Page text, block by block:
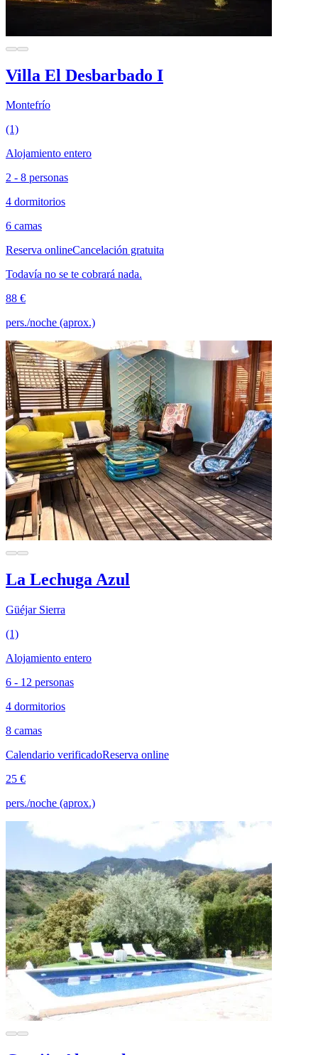
Villa El Desbarbado I
Montefrío
(1)
Alojamiento entero
2 - 8 personas
4 dormitorios
6 camas
Reserva onlineCancelación gratuita
Todavía no se te cobrará nada.
88 €
pers./noche (aprox.)
La Lechuga Azul
Güéjar Sierra
(1)
Alojamiento entero
6 - 12 personas
4 dormitorios
8 camas
Calendario verificadoReserva online
25 €
pers./noche (aprox.)